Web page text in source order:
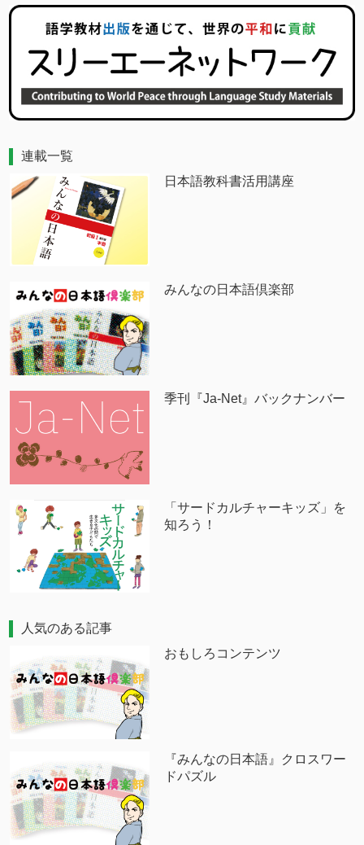
連載一覧
日本語教科書活用講座
みんなの日本語倶楽部
季刊『Ja-Net』バックナンバー
「サードカルチャーキッズ」を
知ろう！
人気のある記事
おもしろコンテンツ
『みんなの日本語』クロスワー
ドパズル